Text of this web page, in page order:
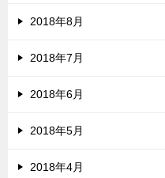
2018年8月
2018年7月
2018年6月
2018年5月
2018年4月